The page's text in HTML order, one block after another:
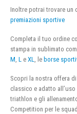
Inoltre potrai trovare un
premiazioni sportive
Completa il tuo ordine
stampa in sublimato
M L e XL , le borse
Scopri la nostra offera
classico e adatto
triathlon e gli
Competition per le